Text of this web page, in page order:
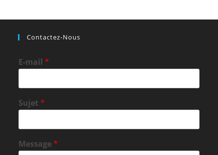
Contactez-Nous
E-mail*
Sujet*
Message*